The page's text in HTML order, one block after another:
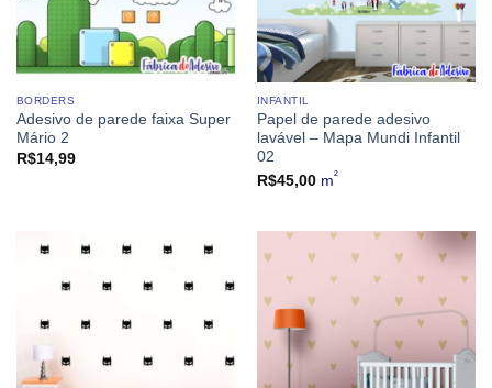
BORDERS
Adesivo de parede faixa Super
Mário 2
R$14,99
INFANTIL
Papel de parede adesivo
lavável – Mapa Mundi Infantil
02
R$45,00m²